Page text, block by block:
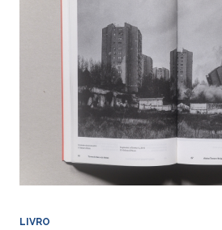
LIVRO